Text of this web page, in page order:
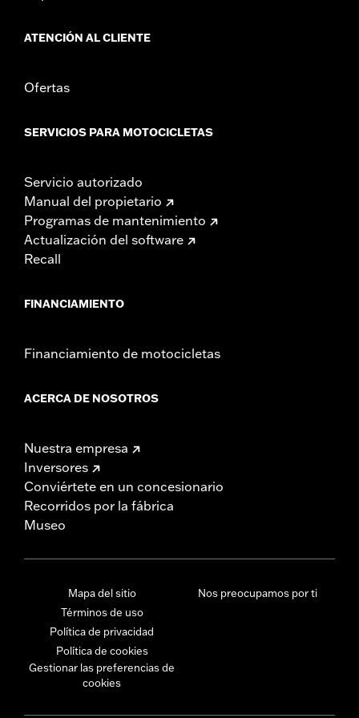
ATENCIÓN AL CLIENTE
Ofertas
SERVICIOS PARA MOTOCICLETAS
Servicio autorizado
Manual del propietario
Programas de mantenimiento
Actualización del software
Recall
FINANCIAMIENTO
Financiamiento de motocicletas
ACERCA DE NOSOTROS
Nuestra empresa
Inversores
Conviértete en un concesionario
Recorridos por la fábrica
Museo
Mapa del sitio
Términos de uso
Política de privacidad
Política de cookies
Gestionar las preferencias de
cookies
Nos preocupamos por ti